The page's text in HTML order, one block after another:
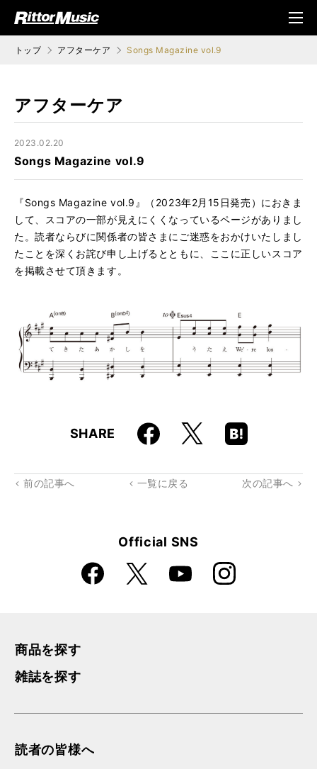
ジック (Rittor Musi
メニ
ュ
トップ アフターケア Songs Magazine vol.9
アフターケア
2023.02.20
Songs Magazine vol.9
『Songs Magazine vol.9』（2023年2月15日発売）におきま
して、スコアの一部が見えにくくなっているページがありまし
た。読者ならびに関係者の皆さまにご迷惑をおかけいたしまし
たことを深くお詫び申し上げるとともに、ここに正しいスコア
を掲載させて頂きます。
SHARE Faceboo
k
X
Hatena
Boo
rk
前の記事へ 一覧に戻る 次の記事へ
Official SNS
Faceboo
k
X YouTube Instagra
m
商品を探す
雑誌を探す
読者の皆様へ